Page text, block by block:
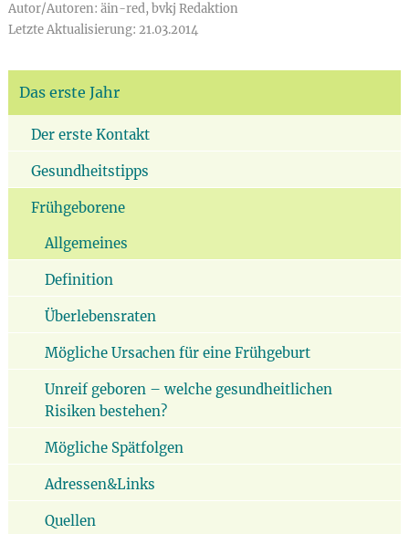
Autor/Autoren: äin-red, bvkj Redaktion
Letzte Aktualisierung: 21.03.2014
Das erste Jahr
Der erste Kontakt
Gesundheitstipps
Frühgeborene
Allgemeines
Definition
Überlebensraten
Mögliche Ursachen für eine Frühgeburt
Unreif geboren – welche gesundheitlichen
Risiken bestehen?
Mögliche Spätfolgen
Adressen&Links
Quellen